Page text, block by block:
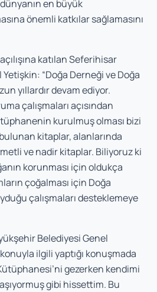
en büyük
önemli katkılar sağlamasını
katılan Seferihisar
“Doğa Derneği ve Doğa
yıllardır devam ediyor.
çalışmaları açısından
kurulmuş olması bizi
kitaplar, alanlarında
ve nadir kitaplar. Biliyoruz ki
korunması için oldukça
çoğalması için Doğa
çalışmaları desteklemeye
Belediyesi Genel
ilgili yaptığı konuşmada
gezerken kendimi
gibi hissettim. Bu